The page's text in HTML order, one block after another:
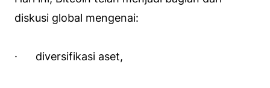
diskusi global mengenai:
· diversifikasi aset,